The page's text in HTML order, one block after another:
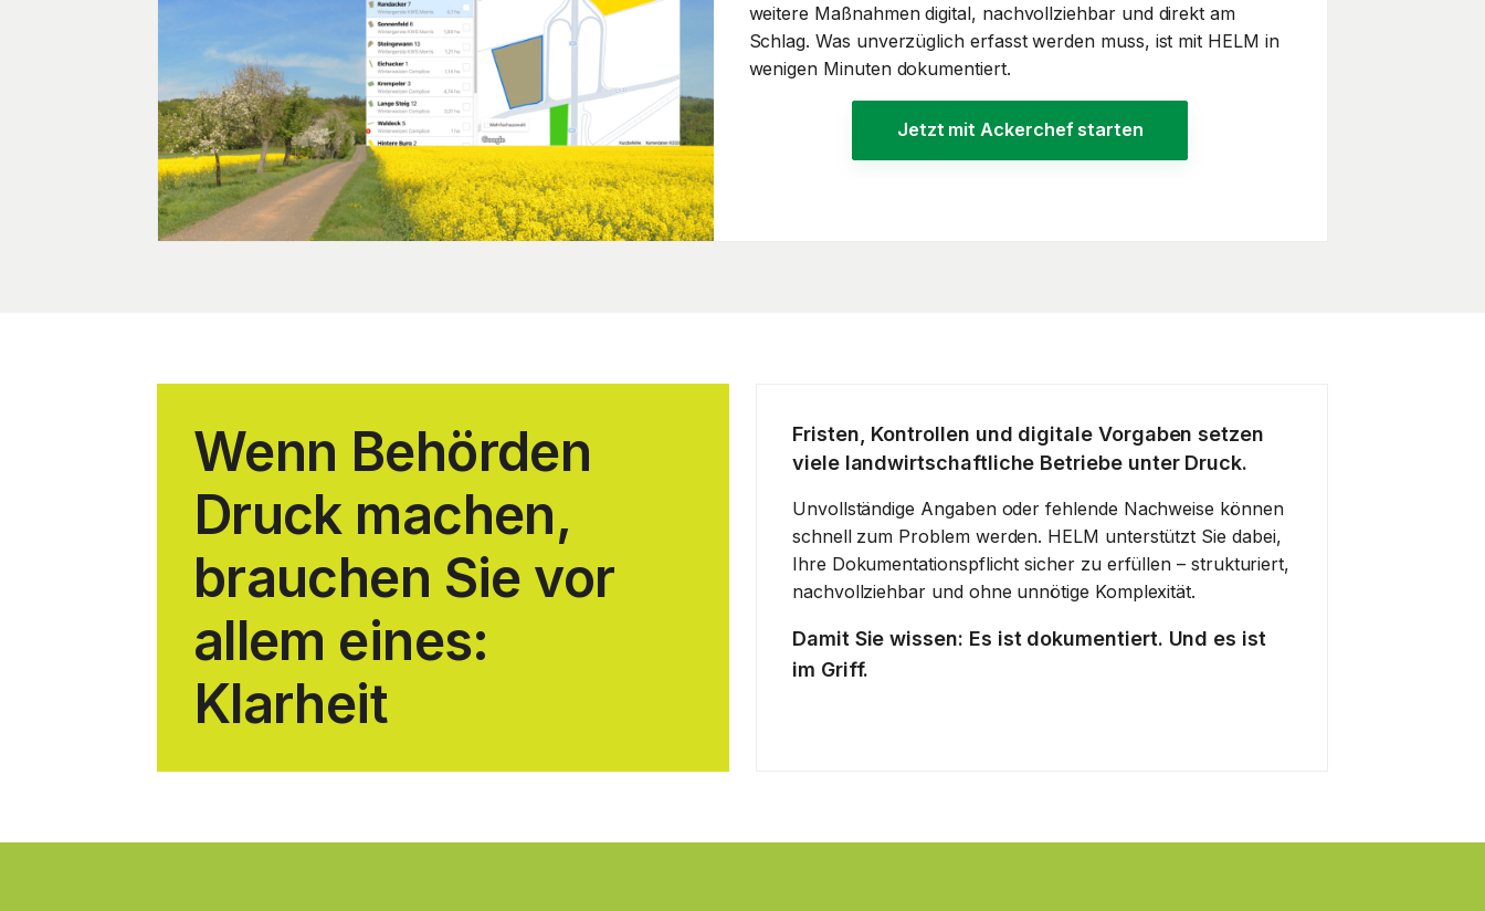
weitere Maßnahmen digital, nachvollziehbar und direkt am
Schlag. Was unverzüglich erfasst werden muss, ist mit HELM in
wenigen Minuten dokumentiert.
Jetzt mit Ackerchef starten
Wenn Behörden
Druck machen,
brauchen Sie vor
allem eines:
Klarheit
Fristen, Kontrollen und digitale Vorgaben setzen
viele landwirtschaftliche Betriebe unter Druck.
Unvollständige Angaben oder fehlende Nachweise können
schnell zum Problem werden. HELM unterstützt Sie dabei,
Ihre Dokumentationspflicht sicher zu erfüllen – strukturiert,
nachvollziehbar und ohne unnötige Komplexität.
Damit Sie wissen: Es ist dokumentiert. Und es ist
im Griff.